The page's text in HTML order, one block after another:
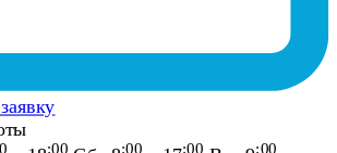
:00 :00 :00 :00